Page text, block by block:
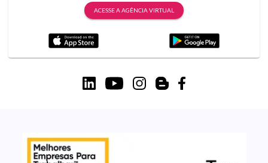
ACESSE A AGÊNCIA VIRTUAL